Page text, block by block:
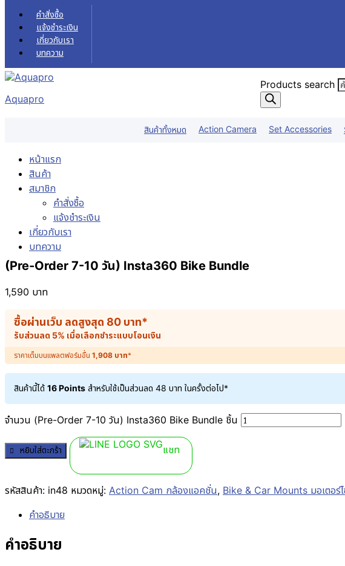
Skip to content
คำสั่งซื้อ
แจ้งชำระเงิน
เกี่ยวกับเรา
บทความ
Aquapro
Products search
สินค้าทั้งหมด Action Camera Set Accessories
หน้าแรก
สินค้า
สมาชิก
คำสั่งซื้อ
แจ้งชำระเงิน
เกี่ยวกับเรา
บทความ
(Pre-Order 7-10 วัน) Insta360 Bike Bundle
1,590 บาท
ซื้อผ่านเว็บ ลดสูงสุด 80 บาท*
รับส่วนลด 5% เมื่อเลือกชำระแบบโอนเงิน
ราคาเต็มบนแพลตฟอร์มอื่น 1,908 บาท*
สินค้านี้ได้ 16 Points สำหรับใช้เป็นส่วนลด 48 บาท ในครั้งต่อไป*
จำนวน (Pre-Order 7-10 วัน) Insta360 Bike Bundle ชิ้น
หยิบใส่ตะกร้า แชท
รหัสสินค้า: in48 หมวดหมู่: Action Cam กล้องแอคชั่น, Bike & Car Mounts มอเตอร์
คำอธิบาย
คำอธิบาย